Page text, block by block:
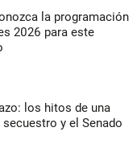
la programación
2026 para este
los hitos de una
y el Senado